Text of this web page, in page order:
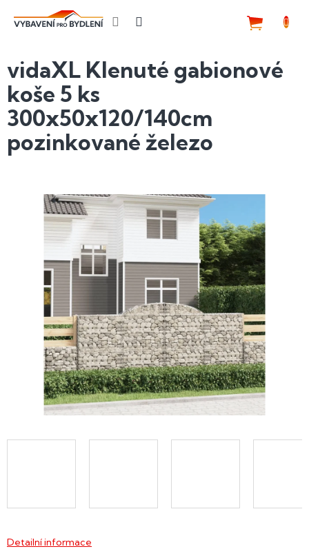
vidaXL Klenuté gabionové
koše 5 ks
300x50x120/140cm
pozinkované železo
Detailní informace